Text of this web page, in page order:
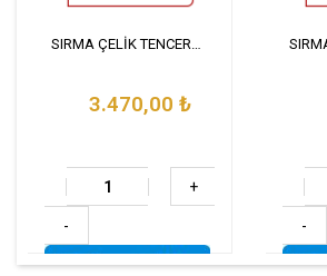
SIRMA ÇELİK TENCERE SETİ 6 PARÇA
3.470,00 ₺
+
- -